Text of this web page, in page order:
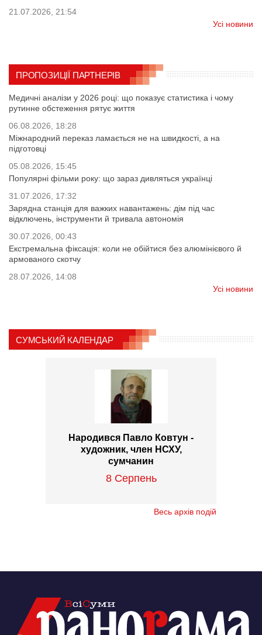
21.07.2026, 21:54
Усі новини
ПРОПОЗИЦІЇ ПАРТНЕРІВ
Медичні аналізи у 2026 році: що показує статистика і чому
рутинне обстеження рятує життя
06.08.2026, 18:28
Міжнародний переказ ламається не на швидкості, а на
підготовці
05.08.2026, 15:45
Популярні фільми року: що зараз дивляться українці
31.07.2026, 17:32
Зарядна станція для важких навантажень: дім під час
відключень, інструменти й тривала автономія
30.07.2026, 00:43
Екстремальна фіксація: коли не обійтися без алюмінієвого й
армованого скотчу
28.07.2026, 14:08
Усі новини
СУМСЬКИЙ КАЛЕНДАР
Народився Павло Ковтун -
художник, член НСХУ,
сумчанин
8 Серпень
Весь архів подій